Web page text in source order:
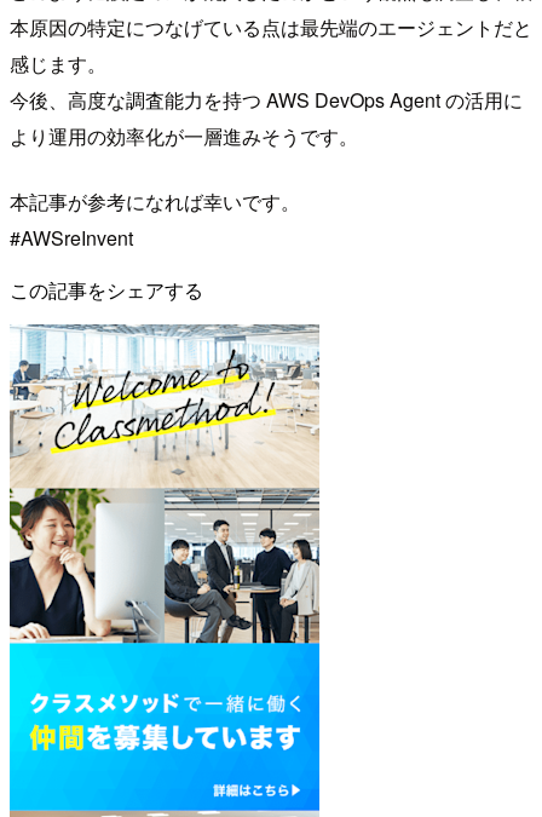
本原因の特定につなげている点は最先端のエージェントだと
感じます。
今後、高度な調査能力を持つ AWS DevOps Agent の活用に
より運用の効率化が一層進みそうです。
本記事が参考になれば幸いです。
#AWSreInvent
この記事をシェアする